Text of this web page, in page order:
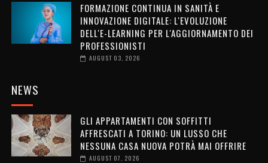
FORMAZIONE CONTINUA IN SANITÀ E
INNOVAZIONE DIGITALE: L'EVOLUZIONE
DELL'E-LEARNING PER L'AGGIORNAMENTO DEI
PROFESSIONISTI
AUGUST 03, 2026
NEWS
GLI APPARTAMENTI CON SOFFITTI
AFFRESCATI A TORINO: UN LUSSO CHE
NESSUNA CASA NUOVA POTRÀ MAI OFFRIRE
AUGUST 07, 2026